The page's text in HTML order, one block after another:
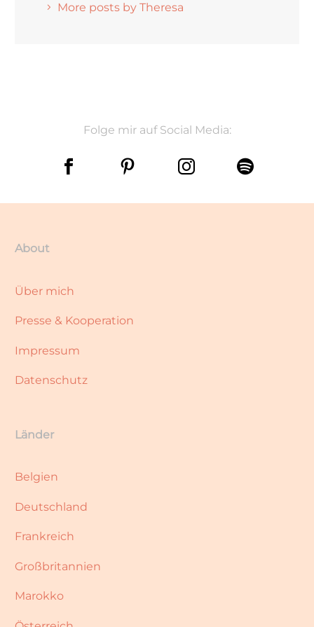
More posts by Theresa
Folge mir auf Social Media:
About
Über mich
Presse & Kooperation
Impressum
Datenschutz
Länder
Belgien
Deutschland
Frankreich
Großbritannien
Marokko